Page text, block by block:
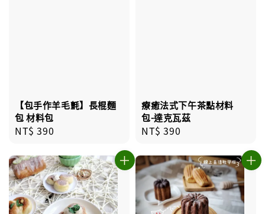
【包手作羊毛氈】長棍麵
包 材料包
Regular
NT$ 390
療癒法式下午茶點材料
包-達克瓦茲
Regular
NT$ 390